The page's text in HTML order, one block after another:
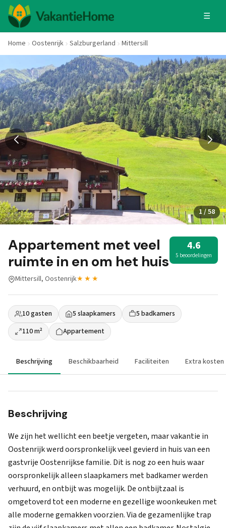
☰
Home Oostenrijk Salzburgerland Mittersill
1 / 58
Appartement met veel
ruimte in en om het huis
4.6
5 beoordelingen
Mittersill, Oostenrijk★★★
10 gasten 5 slaapkamers
5 badkamers
110 m²
Appartement
Beschrijving Beschikbaarheid Faciliteiten Extra kosten
Beschrijving
We zijn het wellicht een beetje vergeten, maar vakantie in
Oostenrijk werd oorspronkelijk veel gevierd in huis van een
gastvrije Oostenrijkse familie. Dit is nog zo een huis waar
oorspronkelijk alleen slaapkamers met badkamer werden
verhuurd, en ontbijt was mogelijk. De ontbijtzaal is
omgetoverd tot een moderne en gezellige woonkeuken met
alle moderne gemakken voorzien. Via de gezamenlijke trap